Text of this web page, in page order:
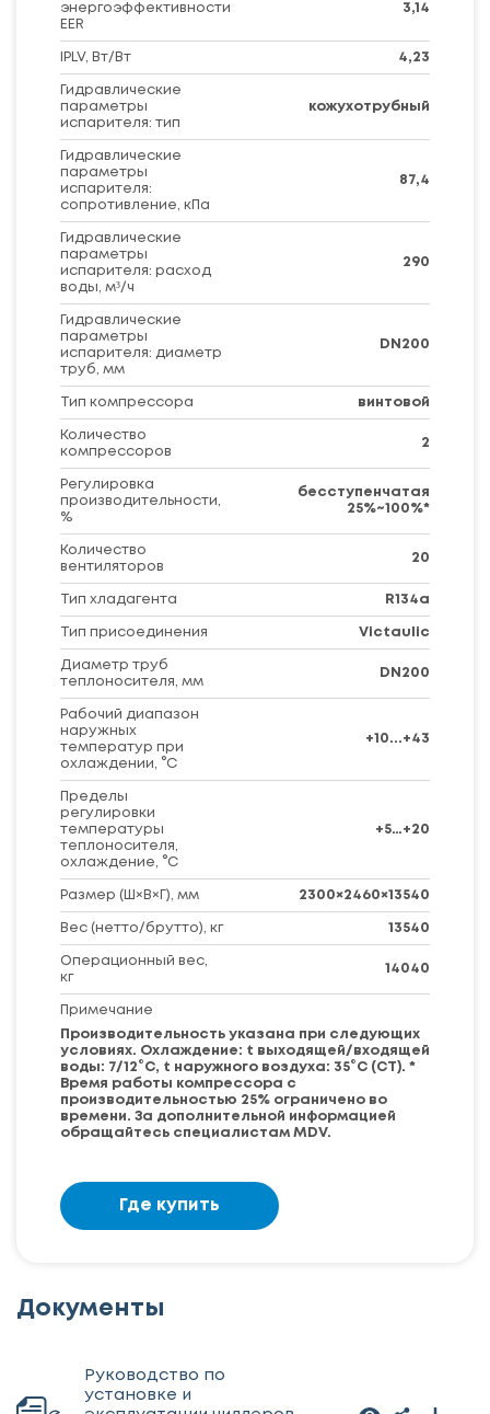
энергоэффективности
EER
3,14
IPLV, Вт/Вт 4,23
Гидравлические
параметры
испарителя: тип
кожухотрубный
Гидравлические
параметры
испарителя:
сопротивление, кПа
87,4
Гидравлические
параметры
испарителя: расход
воды, м³/ч
290
Гидравлические
параметры
испарителя: диаметр
труб, мм
DN200
Тип компрессора винтовой
Количество
компрессоров
2
Регулировка
производительности,
%
бесступенчатая
25%~100%*
Количество
вентиляторов
20
Тип хладагента R134a
Тип присоединения Victaulic
Диаметр труб
теплоносителя, мм
DN200
Рабочий диапазон
наружных
температур при
охлаждении, °C
+10...+43
Пределы
регулировки
температуры
теплоносителя,
охлаждение, °C
+5…+20
Размер (Ш×В×Г), мм 2300×2460×13540
Вес (нетто/брутто), кг 13540
Операционный вес,
кг
14040
Примечание
Производительность указана при следующих
условиях. Охлаждение: t выходящей/входящей
воды: 7/12°С, t наружного воздуха: 35°С (СТ). *
Время работы компрессора с
производительностью 25% ограничено во
времени. За дополнительной информацией
обращайтесь специалистам MDV.
Где купить
Документы
Руководство по
установке и